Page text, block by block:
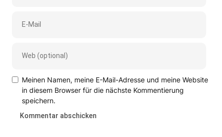
Meinen Namen, meine E-Mail-Adresse und meine Website
in diesem Browser für die nächste Kommentierung
speichern.